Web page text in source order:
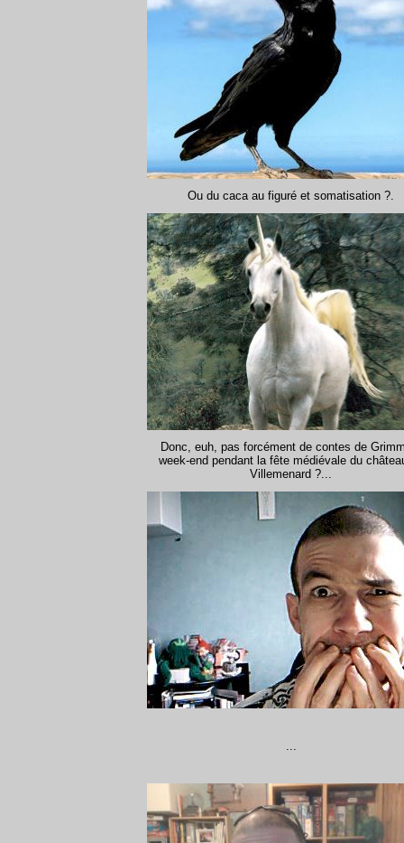
Ou du caca au figuré et somatisation ?.
Donc, euh, pas forcément de contes de
week-end pendant la fête médiévale du
Villemenard ?...
...